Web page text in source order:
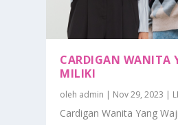
CARDIGAN WANITA
MILIKI
oleh admin | Nov 29, 2023 |
Cardigan Wanita Yang